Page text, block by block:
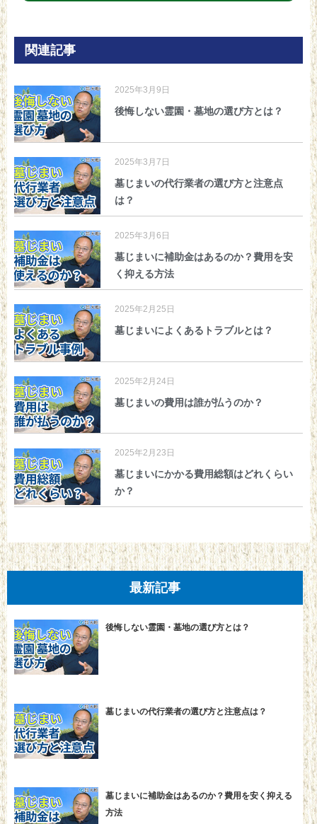
関連記事
後悔しない霊園・墓地の選び方とは？
2025年3月9日
墓じまいの代行業者の選び方と注意点
は？
2025年3月7日
墓じまいに補助金はあるのか？費用を安
く抑える方法
2025年3月6日
墓じまいによくあるトラブルとは？
2025年2月25日
墓じまいの費用は誰が払うのか？
2025年2月24日
墓じまいにかかる費用総額はどれくらい
か？
2025年2月23日
最新記事
後悔しない霊園・墓地の選び方とは？
墓じまいの代行業者の選び方と注意点は？
墓じまいに補助金はあるのか？費用を安く抑える
方法